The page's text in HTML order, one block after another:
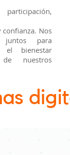
Nos
juntos para
el bienestar
de nuestros